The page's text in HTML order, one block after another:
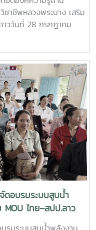
ศึกษา งานวิจัย และการ
ครือข่ายความร่วมมือ
ฐ และภาคีเครือข่ายของ
ทรัพยากรมนุษย์และ
ชุมสัมมนาครั้งนี้สะท้อน
มกันขับเคลื่อนการใช้
ะการถ่ายทอดองค์ความรู้
ชาการระหว่าง
อยอดสู่การพัฒนาชุมชน
บนานาชาติ วิทยาลัย
เดินหน้าสร้างเครือข่าย
ระเทศ เพื่อร่วมพัฒนา
พลังงานสะอาด อันเป็น
ภูมิภาคอาเซียน
าชีพหลวงพระบาง เสริม
าววันที่ 28 กรกฎาคม
ดีวิทยาลัยพลังงาน
ดร.กิตติกร สาสุจิตต์
รย์ ดร.ยิ่งรักษ์ อรรถเวช
าร คณาจารย์ และ
การนานาชาติ ณ
วงหลวงพระบาง
กิจกรรมจัดขึ้นภายใต้
ารปรับตัวต่อการ
ยทอดองค์ความรู้ด้าน
าคปฏิบัติ เพื่อพัฒนา
ร และนักศึกษา ให้
ดแทนได้อย่างมี
กรรมสำคัญ ประกอบ
ผลิตไฟฟ้าพลังงานแสง
ดอบรมระบบสูบน้ำ
ไทย–สปป.ลาว
ะอาดและการพัฒนาที่